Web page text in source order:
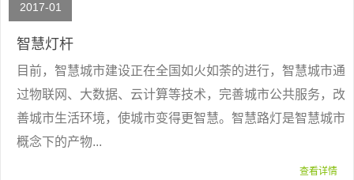
2017-01
智慧灯杆
目前，智慧城市建设正在全国如火如荼的进行，智慧城市通
过物联网、大数据、云计算等技术，完善城市公共服务，改
善城市生活环境，使城市变得更智慧。智慧路灯是智慧城市
概念下的产物...
查看详情